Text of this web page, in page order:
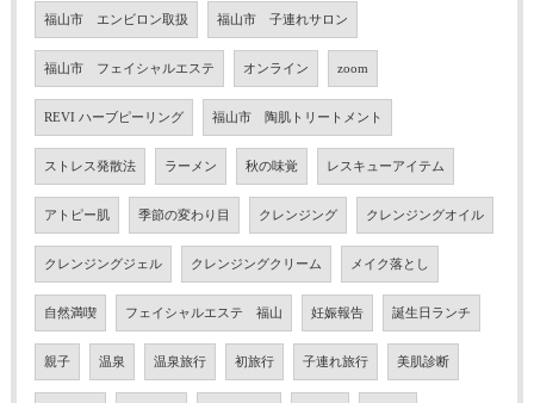
福山市 エンビロン取扱 福山市 子連れサロン
福山市 フェイシャルエステ オンライン zoom
REVI ハーブピーリング 福山市 陶肌トリートメント
ストレス発散法 ラーメン 秋の味覚 レスキューアイテム
アトピー肌 季節の変わり目 クレンジング クレンジングオイル
クレンジングジェル クレンジングクリーム メイク落とし
自然満喫 フェイシャルエステ 福山 妊娠報告 誕生日ランチ
親子 温泉 温泉旅行 初旅行 子連れ旅行 美肌診断